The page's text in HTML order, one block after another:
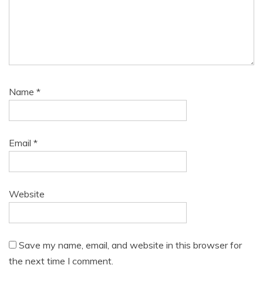
Name *
Email *
Website
Save my name, email, and website in this browser for
the next time I comment.